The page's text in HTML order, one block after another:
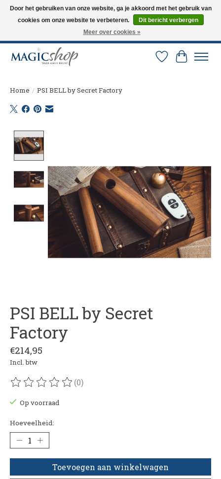
Altijd de nieuwste trucs op voorraad. Snelle verzending via PostNL en DHL.
Langskomen in onze winkel? Bel of mail om een afspraak te maken. 0251-
Verlanglijst
Home / PSI BELL by Secret Factory
PSI BELL by Secret
Factory
€214,95
Incl. btw
De beoordeling van dit product is
(0)
Op voorraad
Hoeveelheid:
Toevoegen aan winkelwagen
Door het gebruiken van onze website, ga je akkoord met het gebruik van
cookies om onze website te verbeteren.
Dit bericht verbergen
Meer over cookies »